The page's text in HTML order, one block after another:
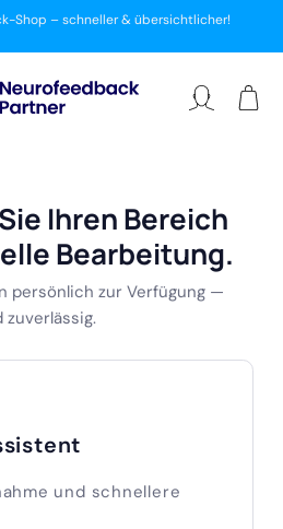
Shop – schneller & übersichtlicher!
Ihren Bereich
Bearbeitung.
persönlich zur Verfügung —
und schnellere